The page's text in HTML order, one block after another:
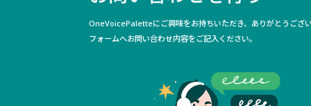
OneVoicePaletteにご興味をお持ちいただき、ありがとうござ
フォームへお問い合わせ内容をご記入ください。